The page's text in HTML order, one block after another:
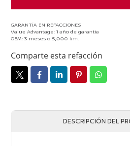
2024
ORIGINAL
GARANTÍA EN REFACCIONES
Value Advantage: 1 año de garantía
OEM: 3 meses o 5,000 km.
Comparte esta refacción
DESCRIPCIÓN DEL